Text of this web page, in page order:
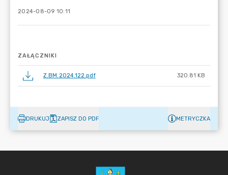
2024-08-09 10:11
ZAŁĄCZNIKI
Z.BM.2024.122.pdf 320.81 KB
DRUKUJ ZAPISZ DO PDF METRYCZKA